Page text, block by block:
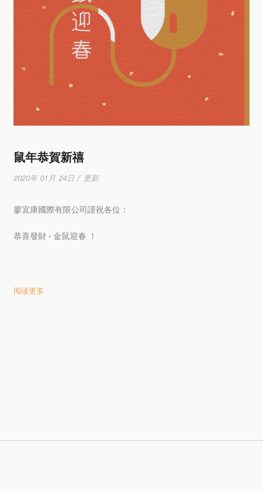
鼠年恭賀新禧
2020年 01月 24日 / 更新
廖宜康國際有限公司謹祝各位：
恭喜發財 · 金鼠迎春 ！
阅读更多